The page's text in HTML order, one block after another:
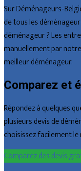
Sur Déménageurs-
de tous les
déménageur ? Les
manuellement par
meilleur déménageur.
Comparez et
Répondez à quelques
plusieurs devis de
choisissez facilement
Comparez des devis